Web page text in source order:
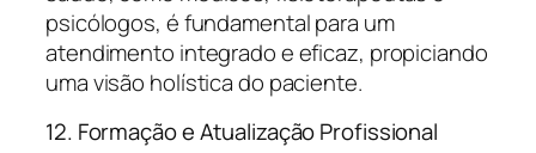
psicólogos, é fundamental para um
atendimento integrado e eficaz, propiciando
uma visão holística do paciente.
12. Formação e Atualização Profissional